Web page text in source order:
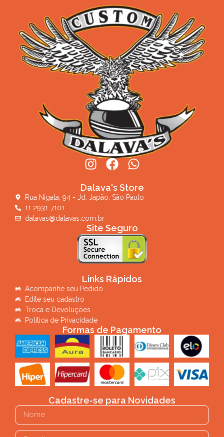
Dalava's Store
Rua Nigata, 94 - Jd. Japão, São Paulo
11 2931-7101
dalavas@dalavas.com.br
Site Seguro
Links Rápidos
Acompanhe seu Pedido
Edite seu cadastro
Troca e Devoluções
Política de Privacidade
Formas de Pagamento
Cadastre-se para Novidades